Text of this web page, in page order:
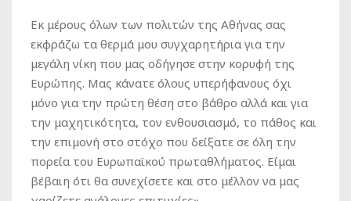
Εκ μέρους όλων των πολιτών της Αθήνας σας
εκφράζω τα θερμά μου συγχαρητήρια για την
μεγάλη νίκη που μας οδήγησε στην κορυφή της
Ευρώπης. Μας κάνατε όλους υπερήφανους όχι
μόνο για την πρώτη θέση στο βάθρο αλλά και για
την μαχητικότητα, τον ενθουσιασμό, το πάθος και
την επιμονή στο στόχο που δείξατε σε όλη την
πορεία του Ευρωπαϊκού πρωταθλήματος. Είμαι
βέβαιη ότι θα συνεχίσετε και στο μέλλον να μας